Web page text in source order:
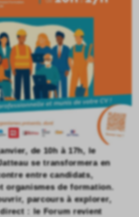
de 10h à 17h, le
se transformera en
entre candidats,
organismes de formation.
parcours à explorer,
: le Forum revient